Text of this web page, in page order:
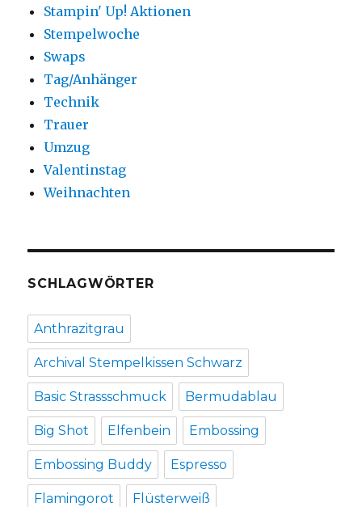
Stampin' Up! Aktionen
Stempelwoche
Swaps
Tag/Anhänger
Technik
Trauer
Umzug
Valentinstag
Weihnachten
SCHLAGWÖRTER
Anthrazitgrau
Archival Stempelkissen Schwarz
Basic Strassschmuck Bermudablau
Big Shot Elfenbein Embossing
Embossing Buddy Espresso
Flamingorot Flüsterweiß